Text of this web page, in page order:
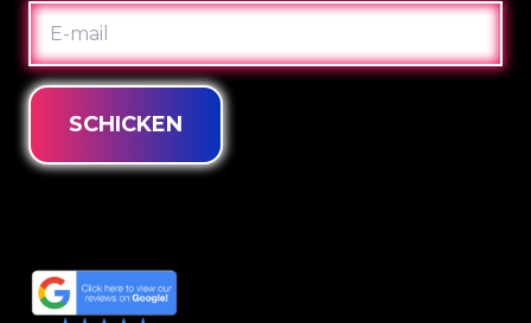
E-
MAIL
SCHICKEN